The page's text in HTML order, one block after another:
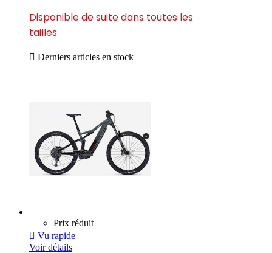
Disponible de suite dans toutes les
tailles
 Derniers articles en stock
Prix réduit
 Vu rapide
Voir détails